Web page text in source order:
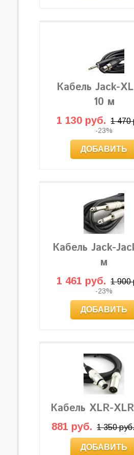
Кабель Jack-
10 м
1 130 руб. 1 470
-23%
ДОБАВИТЬ
Кабель Jack-
м
1 461 руб. 1 900
-23%
ДОБАВИТЬ
Кабель XLR-
881 руб. 1 350
ДОБАВИТЬ